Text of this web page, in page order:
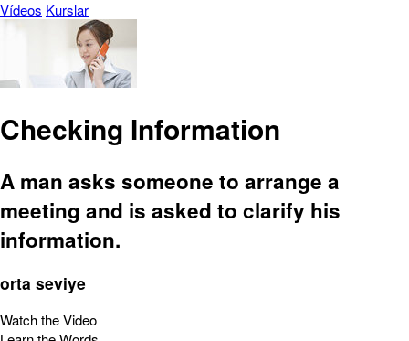
Vídeos Kurslar
Checking Information
A man asks someone to arrange a
meeting and is asked to clarify his
information.
orta seviye
Watch the Video